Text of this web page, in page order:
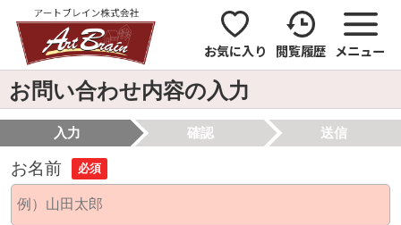
お気に入り 閲覧履歴 メニュー
お問い合わせ内容の入力
入力 確認 送信
お名前 必須